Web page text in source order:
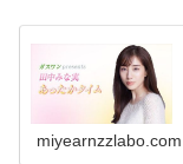
miyearnzzlabo.com